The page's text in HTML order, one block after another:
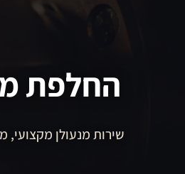
החלפת
שירות מנעולן מקצועי, מהיר